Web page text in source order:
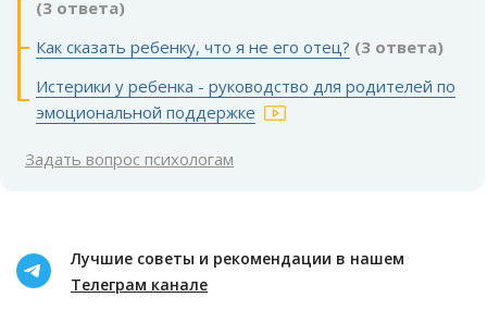
(3 ответа)
Как сказать ребенку, что я не его отец? (3 ответа)
Истерики у ребенка - руководство для родителей по
эмоциональной поддержке
Задать вопрос психологам
Лучшие советы и рекомендации в нашем
Телеграм канале